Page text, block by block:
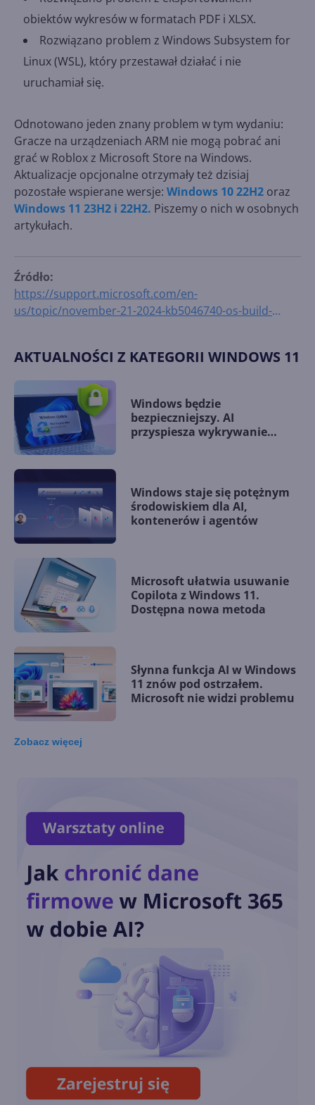
obiektów wykresów w formatach PDF i XLSX.
Rozwiązano problem z Windows Subsystem for
Linux (WSL), który przestawał działać i nie
uruchamiał się.
Odnotowano jeden znany problem w tym wydaniu:
Gracze na urządzeniach ARM nie mogą pobrać ani
grać w Roblox z Microsoft Store na Windows.
Aktualizacje opcjonalne otrzymały też dzisiaj
pozostałe wspierane wersje: Windows 10 22H2 oraz
Windows 11 23H2 i 22H2. Piszemy o nich w osobnych
artykułach.
Źródło:
https://support.microsoft.com/en-
us/topic/november-21-2024-kb5046740-os-build-
AKTUALNOŚCI Z KATEGORII WINDOWS 11
Windows będzie
bezpieczniejszy. AI
przyspiesza wykrywanie
Windows staje się potężnym
środowiskiem dla AI,
kontenerów i agentów
Microsoft ułatwia usuwanie
Copilota z Windows 11.
Dostępna nowa metoda
Słynna funkcja AI w Windows
11 znów pod ostrzałem.
Microsoft nie widzi problemu
Windows 11 staje się
platformą dla AI i agentów.
Nowości na Ignite 2025
Recall - flagowa funkcja AI w
Windows 11 w końcu wydana
Zobacz więcej